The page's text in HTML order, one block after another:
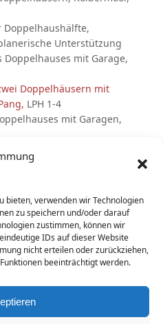
bieten, verwenden wir Technologien
zu speichern und/oder darauf
zustimmen, können wir
IDs auf dieser Website
nicht erteilen oder zurückziehen,
beeinträchtigt werden.
Unterstützung
mit Garage,
Doppelhäusern mit
LPH 1-4
mit Garagen,
Rohrdorf, LPH 1-
Kolbermoor, LPH
Kolbermoor, LPH
Kolbermoor, LPH
Projekten